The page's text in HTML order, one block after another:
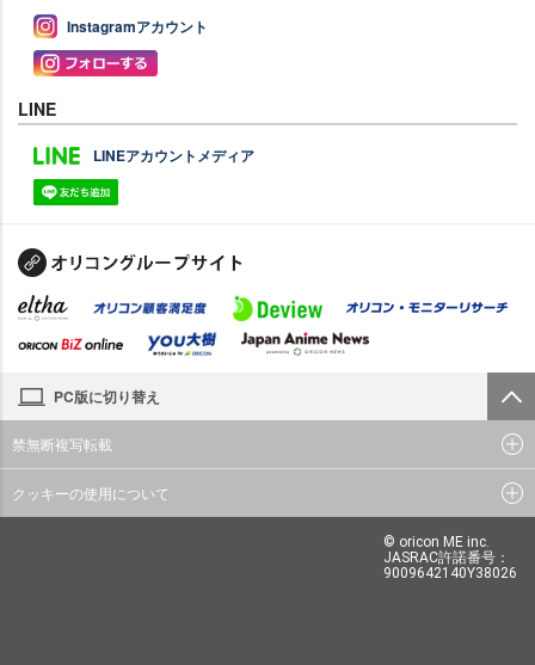
Instagramアカウント
LINE
LINEアカウントメディア
PC版に切り替え
禁無断複写転載
クッキーの使用について
© oricon ME inc.
JASRAC許諾番号：
9009642140Y38026